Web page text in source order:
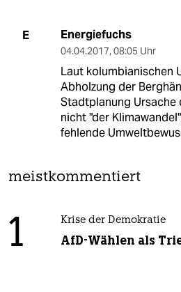
E Energiefuchs
04.04.2017, 08:05 Uhr
Laut kolumbianischen
Abholzung der
Stadtplanung Ursache
nicht "der
fehlende
meistkommentiert
1 Krise der Demokratie
AfD-Wählen als